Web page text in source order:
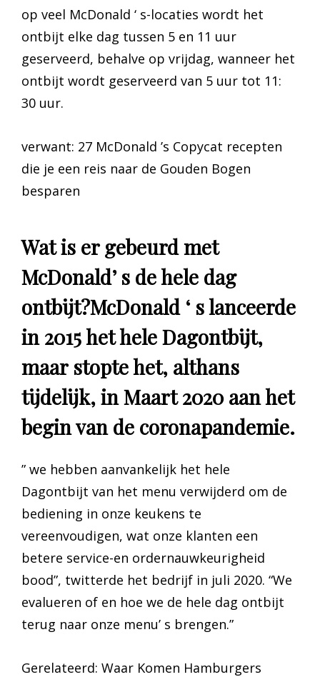
op veel McDonald ‘ s-locaties wordt het
ontbijt elke dag tussen 5 en 11 uur
geserveerd, behalve op vrijdag, wanneer het
ontbijt wordt geserveerd van 5 uur tot 11:
30 uur.
verwant: 27 McDonald ’s Copycat recepten
die je een reis naar de Gouden Bogen
besparen
Wat is er gebeurd met
McDonald’ s de hele dag
ontbijt?McDonald ‘ s lanceerde
in 2015 het hele Dagontbijt,
maar stopte het, althans
tijdelijk, in Maart 2020 aan het
begin van de coronapandemie.
” we hebben aanvankelijk het hele
Dagontbijt van het menu verwijderd om de
bediening in onze keukens te
vereenvoudigen, wat onze klanten een
betere service-en ordernauwkeurigheid
bood”, twitterde het bedrijf in juli 2020. “We
evalueren of en hoe we de hele dag ontbijt
terug naar onze menu’ s brengen.”
Gerelateerd: Waar Komen Hamburgers